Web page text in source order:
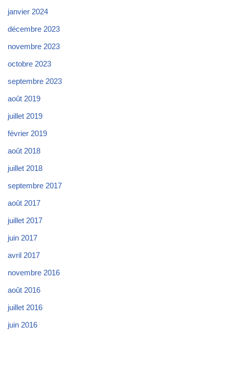
janvier 2024
décembre 2023
novembre 2023
octobre 2023
septembre 2023
août 2019
juillet 2019
février 2019
août 2018
juillet 2018
septembre 2017
août 2017
juillet 2017
juin 2017
avril 2017
novembre 2016
août 2016
juillet 2016
juin 2016